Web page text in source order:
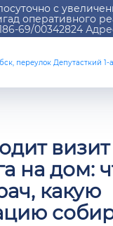
с
оперативного
69/00342824
переулок Депутасткий 1-
визит
на дом:
какую